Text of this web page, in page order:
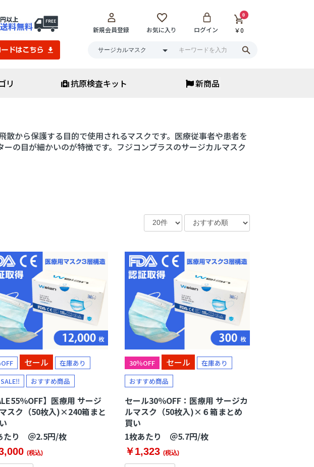
新規会員登録 お気に入り ログイン
0
￥0
リ
グセット
食料品・保存水
サウナメガネ
花粉保湿メガネ
ブルーライトカット
寝具・ベッド
枕
毛布
抗原検査キット 新商品
から保護する目的で使用されるマスクです。医療従事者や患者を
の目が細かいのが特徴です。フジコンプラスのサージカルマスク
セール
在庫あり
おすすめ商品
％OFF】医療用 サージ
スク（50枚入)×240箱まと
たり ＠2.5円/枚
(税込)
30％OFF セール
在庫あり
おすすめ商品
セール30％OFF：医療用 サージカ
ルマスク（50枚入)×６箱まとめ
買い
1枚あたり ＠5.7円/枚
￥1,323 (税込)